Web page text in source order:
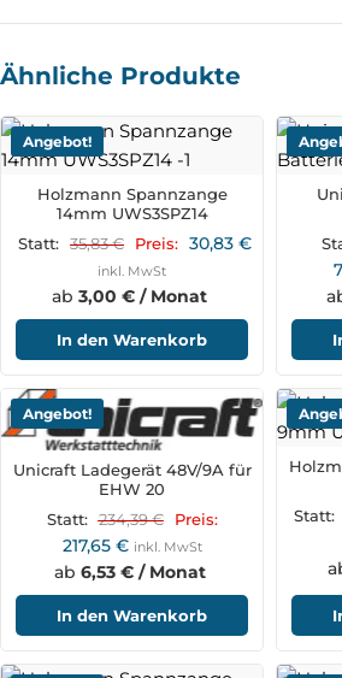
Ähnliche Produkte
Angebot!
Holzmann Spannzange
14mm UWS3SPZ14
Statt: 35,83€ Preis: 30,83 €
inkl. MwSt
ab 3,00 € / Monat
In den Warenkorb
Angebot!
Unicraft Ladegerät 48V/9A für
EHW 20
Statt: 234,39€ Preis:
217,65 € inkl. MwSt
ab 6,53 € / Monat
In den Warenkorb
Statt: